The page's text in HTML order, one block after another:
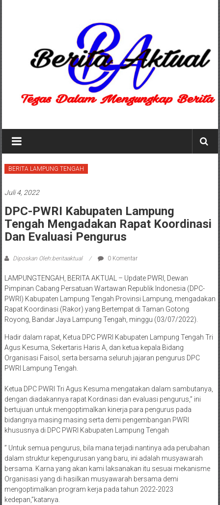
Berita
Aktual
berita
terpercaya
BERITA LAMPUNG TENGAH
Juli 4, 2022
DPC-PWRI Kabupaten Lampung
Tengah Mengadakan Rapat Koordinasi
Dan Evaluasi Pengurus
Diposkan Oleh:beritaaktual 0 Komentar
LAMPUNGTENGAH, BERITA AKTUAL – Update PWRI, Dewan
Pimpinan Cabang Persatuan Wartawan Republik Indonesia (DPC-
PWRI) Kabupaten Lampung Tengah Provinsi Lampung, mengadakan
Rapat Koordinasi (Rakor) yang Bertempat di Taman Gotong
Royong, Bandar Jaya Lampung Tengah, minggu (03/07/2022).
Hadir dalam rapat, Ketua DPC PWRI Kabupaten Lampung Tengah Tri
Agus Kesuma, Sekertaris Haris A, dan ketua kepala Bidang
Organisasi Faisol, serta bersama seluruh jajaran pengurus DPC
PWRI Lampung Tengah.
Ketua DPC PWRI Tri Agus Kesuma mengatakan dalam sambutanya,
dengan diadakannya rapat Kordinasi dan evaluasi pengurus,” ini
bertujuan untuk mengoptimalkan kinerja para pengurus pada
bidangnya masing masing serta demi pengembangan PWRI
khususnya di DPC PWRI Kabupaten Lampung Tengah
” Untuk semua pengurus, bila mana terjadi nantinya ada perubahan
dalam struktur kepengurusan yang baru, ini adalah musyawarah
bersama. Karna yang akan kami laksanakan itu sesuai mekanisme
Organisasi yang di hasilkan musyawarah bersama demi
mengoptimalkan program kerja pada tahun 2022-2023
kedepan,”katanya.